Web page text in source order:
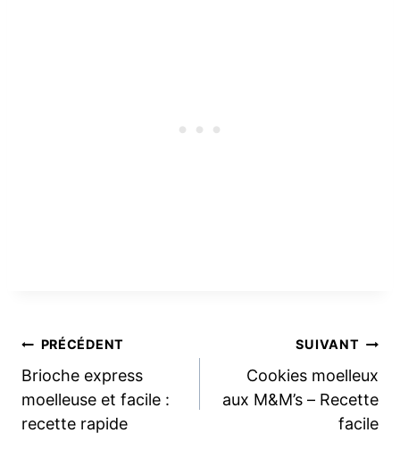
Navigation
de
l’article
PRÉCÉDENT
Brioche express
moelleuse et facile :
recette rapide
SUIVANT
Cookies moelleux
aux M&M’s – Recette
facile